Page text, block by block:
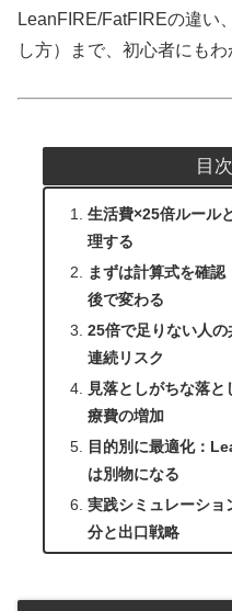
LeanFIRE/FatFIREの違い
し方）まで、初心者にも
目次
生活費×25倍ルール
理する
まずは計算式を確認
後で変わる
25倍で足りない人
連続リスク
見落としがちな落
療費の増加
目的別に最適化：
は別物になる
実践シミュレーショ
分と出口戦略